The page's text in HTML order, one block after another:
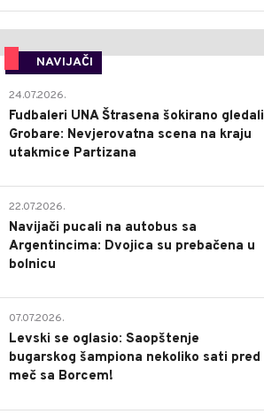
NAVIJAČI
24.07.2026.
Fudbaleri UNA Štrasena šokirano gledali
Grobare: Nevjerovatna scena na kraju
utakmice Partizana
22.07.2026.
Navijači pucali na autobus sa
Argentincima: Dvojica su prebačena u
bolnicu
07.07.2026.
Levski se oglasio: Saopštenje
bugarskog šampiona nekoliko sati pred
meč sa Borcem!